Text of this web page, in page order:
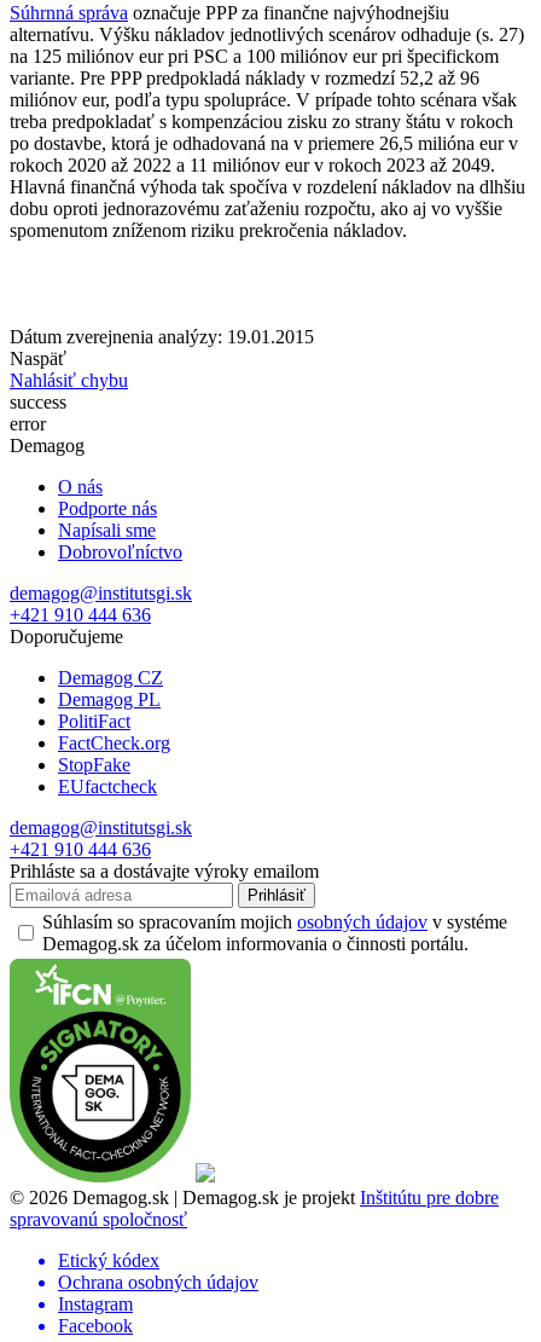
Súhrnná správa označuje PPP za finančne najvýhodnejšiu
alternatívu. Výšku nákladov jednotlivých scenárov odhaduje (s. 27)
na 125 miliónov eur pri PSC a 100 miliónov eur pri špecifickom
variante. Pre PPP predpokladá náklady v rozmedzí 52,2 až 96
miliónov eur, podľa typu spolupráce. V prípade tohto scénara však
treba predpokladať s kompenzáciou zisku zo strany štátu v rokoch
po dostavbe, ktorá je odhadovaná na v priemere 26,5 milióna eur v
rokoch 2020 až 2022 a 11 miliónov eur v rokoch 2023 až 2049.
Hlavná finančná výhoda tak spočíva v rozdelení nákladov na dlhšiu
dobu oproti jednorazovému zaťaženiu rozpočtu, ako aj vo vyššie
spomenutom zníženom riziku prekročenia nákladov.
Dátum zverejnenia analýzy: 19.01.2015
Naspäť
Nahlásiť chybu
success
error
Demagog
O nás
Podporte nás
Napísali sme
Dobrovoľníctvo
demagog@institutsgi.sk
+421 910 444 636
Doporučujeme
Demagog CZ
Demagog PL
PolitiFact
FactCheck.org
StopFake
EUfactcheck
demagog@institutsgi.sk
+421 910 444 636
Prihláste sa a dostávajte výroky emailom
Prihlásiť
Súhlasím so spracovaním mojich osobných údajov v systéme
Demagog.sk za účelom informovania o činnosti portálu.
© 2026 Demagog.sk | Demagog.sk je projekt Inštitútu pre dobre
spravovanú spoločnosť
Etický kódex
Ochrana osobných údajov
Instagram
Facebook